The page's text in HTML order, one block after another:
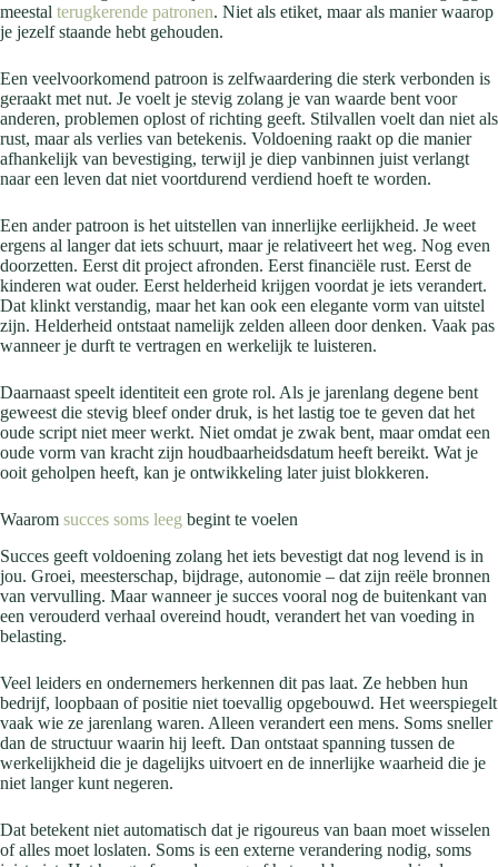
meestal terugkerende patronen. Niet als etiket, maar als manier waarop
je jezelf staande hebt gehouden.
Een veelvoorkomend patroon is zelfwaardering die sterk verbonden is
geraakt met nut. Je voelt je stevig zolang je van waarde bent voor
anderen, problemen oplost of richting geeft. Stilvallen voelt dan niet als
rust, maar als verlies van betekenis. Voldoening raakt op die manier
afhankelijk van bevestiging, terwijl je diep vanbinnen juist verlangt
naar een leven dat niet voortdurend verdiend hoeft te worden.
Een ander patroon is het uitstellen van innerlijke eerlijkheid. Je weet
ergens al langer dat iets schuurt, maar je relativeert het weg. Nog even
doorzetten. Eerst dit project afronden. Eerst financiële rust. Eerst de
kinderen wat ouder. Eerst helderheid krijgen voordat je iets verandert.
Dat klinkt verstandig, maar het kan ook een elegante vorm van uitstel
zijn. Helderheid ontstaat namelijk zelden alleen door denken. Vaak pas
wanneer je durft te vertragen en werkelijk te luisteren.
Daarnaast speelt identiteit een grote rol. Als je jarenlang degene bent
geweest die stevig bleef onder druk, is het lastig toe te geven dat het
oude script niet meer werkt. Niet omdat je zwak bent, maar omdat een
oude vorm van kracht zijn houdbaarheidsdatum heeft bereikt. Wat je
ooit geholpen heeft, kan je ontwikkeling later juist blokkeren.
Waarom succes soms leeg begint te voelen
Succes geeft voldoening zolang het iets bevestigt dat nog levend is in
jou. Groei, meesterschap, bijdrage, autonomie – dat zijn reële bronnen
van vervulling. Maar wanneer je succes vooral nog de buitenkant van
een verouderd verhaal overeind houdt, verandert het van voeding in
belasting.
Veel leiders en ondernemers herkennen dit pas laat. Ze hebben hun
bedrijf, loopbaan of positie niet toevallig opgebouwd. Het weerspiegelt
vaak wie ze jarenlang waren. Alleen verandert een mens. Soms sneller
dan de structuur waarin hij leeft. Dan ontstaat spanning tussen de
werkelijkheid die je dagelijks uitvoert en de innerlijke waarheid die je
niet langer kunt negeren.
Dat betekent niet automatisch dat je rigoureus van baan moet wisselen
of alles moet loslaten. Soms is een externe verandering nodig, soms